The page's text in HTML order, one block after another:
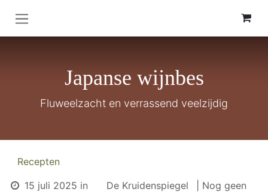
Japanse wijnbes
Fluweelzacht en verrassend veelzijdig
Recepten
15 juli 2025 in De Kruidenspiegel
| Nog geen